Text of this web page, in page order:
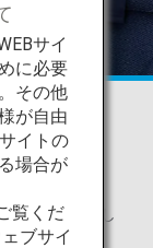
トマッ
てご案内いたし
サイ
に必要
その他
が自由
イトの
場合が
覧くだ
ブサイ